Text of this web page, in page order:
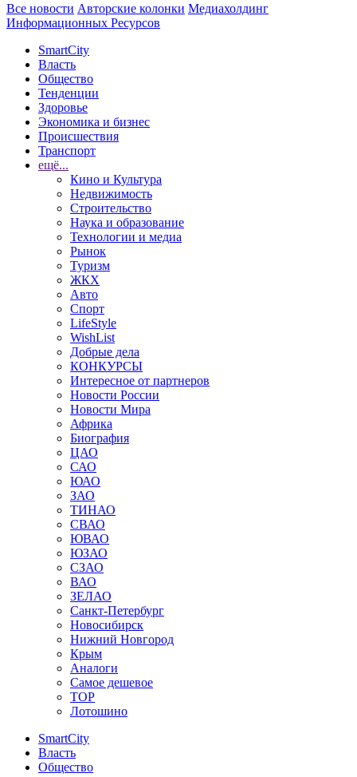
Все новости Авторские колонки Медиахолдинг
Информационных Ресурсов
SmartCity
Власть
Общество
Тенденции
Здоровье
Экономика и бизнес
Происшествия
Транспорт
ещё...
Кино и Культура
Недвижимость
Строительство
Наука и образование
Технологии и медиа
Рынок
Туризм
ЖКХ
Авто
Спорт
LifeStyle
WishList
Добрые дела
КОНКУРСЫ
Интересное от партнеров
Новости России
Новости Мира
Африка
Биография
ЦАО
САО
ЮАО
ЗАО
ТИНАО
СВАО
ЮВАО
ЮЗАО
СЗАО
ВАО
ЗЕЛАО
Санкт-Петербург
Новосибирск
Нижний Новгород
Крым
Аналоги
Самое дешевое
TOP
Лотошино
SmartCity
Власть
Общество